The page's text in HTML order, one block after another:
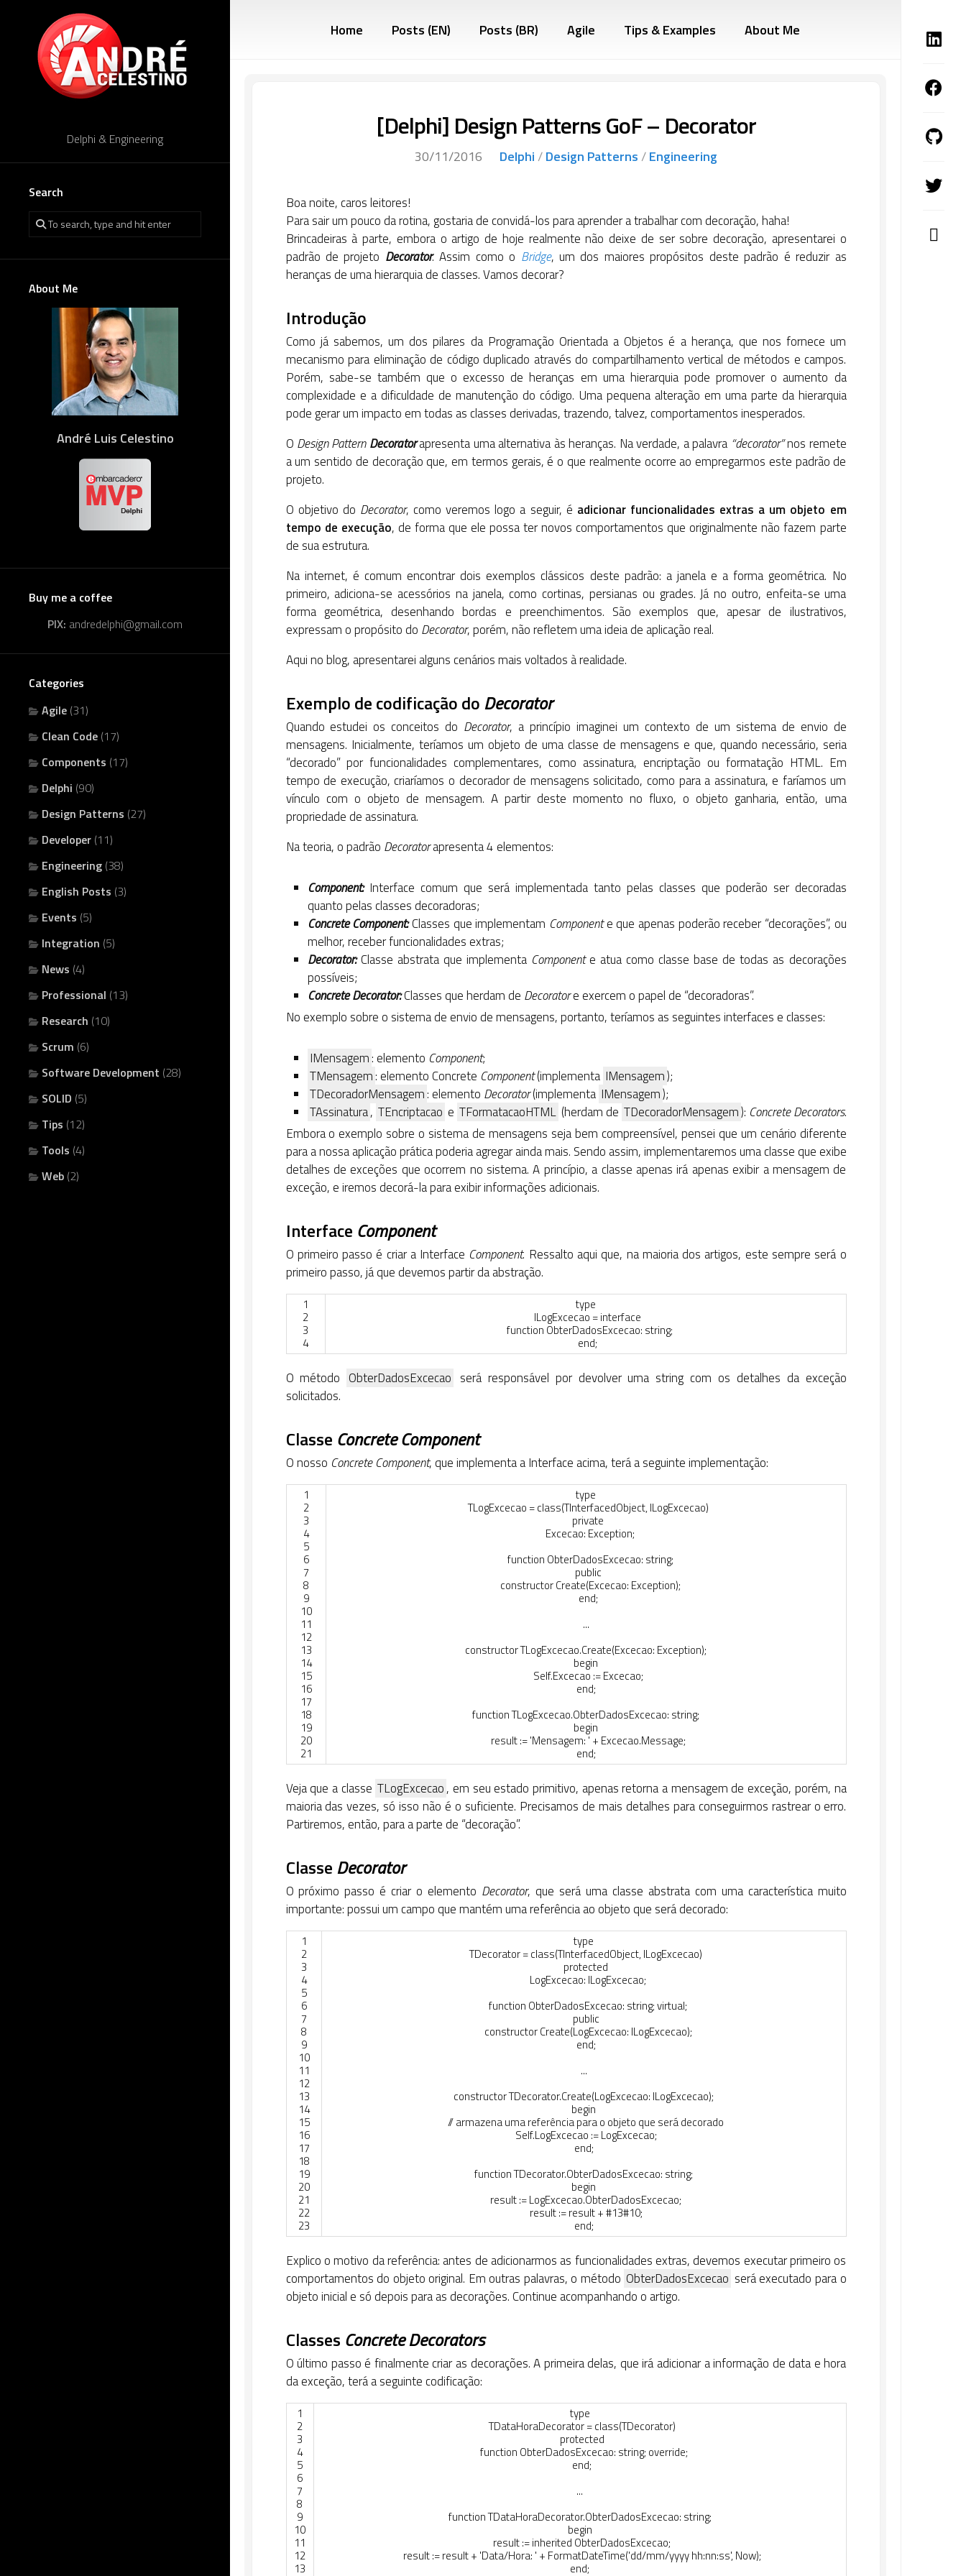
Delphi & Engineering
Search
About Me
André Luis Celestino
Buy me a coffee
PIX: andredelphi@gmail.com
Categories
Agile (31)
Clean Code (17)
Components (17)
Delphi (90)
Design Patterns (27)
Developer (11)
Engineering (38)
English Posts (3)
Events (5)
Integration (5)
News (4)
Professional (13)
Research (10)
Scrum (6)
Software Development (28)
SOLID (5)
Tips (12)
Tools (4)
Web (2)
Home Posts (EN) Posts (BR) Agile Tips & Examples About Me
[Delphi] Design Patterns GoF – Decorator
30/11/2016 Delphi/Design Patterns/Engineering
Boa noite, caros leitores!
Para sair um pouco da rotina, gostaria de convidá-los para aprender a trabalhar com decoração, haha!
Brincadeiras à parte, embora o artigo de hoje realmente não deixe de ser sobre decoração, apresentarei o
padrão de projeto Decorator. Assim como o Bridge, um dos maiores propósitos deste padrão é reduzir as
heranças de uma hierarquia de classes. Vamos decorar?
Introdução
Como já sabemos, um dos pilares da Programação Orientada a Objetos é a herança, que nos fornece um
mecanismo para eliminação de código duplicado através do compartilhamento vertical de métodos e campos.
Porém, sabe-se também que o excesso de heranças em uma hierarquia pode promover o aumento da
complexidade e a dificuldade de manutenção do código. Uma pequena alteração em uma parte da hierarquia
pode gerar um impacto em todas as classes derivadas, trazendo, talvez, comportamentos inesperados.
O Design PatternDecoratorapresenta uma alternativa às heranças. Na verdade, a palavra “decorator”nos remete
a um sentido de decoração que, em termos gerais, é o que realmente ocorre ao empregarmos este padrão de
projeto.
O objetivo do Decorator, como veremos logo a seguir, é adicionar funcionalidades extras a um objeto em
tempo de execução, de forma que ele possa ter novos comportamentos que originalmente não fazem parte
de sua estrutura.
Na internet, é comum encontrar dois exemplos clássicos deste padrão: a janela e a forma geométrica. No
primeiro, adiciona-se acessórios na janela, como cortinas, persianas ou grades. Já no outro, enfeita-se uma
forma geométrica, desenhando bordas e preenchimentos. São exemplos que, apesar de ilustrativos,
expressam o propósito do Decorator, porém, não refletem uma ideia de aplicação real.
Aqui no blog, apresentarei alguns cenários mais voltados à realidade.
Exemplo de codificação doDecorator
Quando estudei os conceitos do Decorator, a princípio imaginei um contexto de um sistema de envio de
mensagens. Inicialmente, teríamos um objeto de uma classe de mensagens e que, quando necessário, seria
“decorado” por funcionalidades complementares, como assinatura, encriptação ou formatação HTML. Em
tempo de execução, criaríamos o decorador de mensagens solicitado, como para a assinatura, e faríamos um
vínculo com o objeto de mensagem. A partir deste momento no fluxo, o objeto ganharia, então, uma
propriedade de assinatura.
Na teoria, o padrão Decoratorapresenta 4 elementos:
Component:Interface comum que será implementada tanto pelas classes que poderão ser decoradas
quanto pelas classes decoradoras;
Concrete Component:Classes que implementam Componente que apenas poderão receber “decorações”, ou
melhor, receber funcionalidades extras;
Decorator:Classe abstrata que implementa Componente atua como classe base de todas as decorações
possíveis;
Concrete Decorator:Classes que herdam de Decoratore exercem o papel de “decoradoras”.
No exemplo sobre o sistema de envio de mensagens, portanto, teríamos as seguintes interfaces e classes:
IMensagem: elemento Component;
TMensagem: elemento Concrete Component(implementa IMensagem);
TDecoradorMensagem: elemento Decorator(implementa IMensagem);
TAssinatura, TEncriptacao e TFormatacaoHTML (herdam de TDecoradorMensagem): Concrete Decorators.
Embora o exemplo sobre o sistema de mensagens seja bem compreensível, pensei que um cenário diferente
para a nossa aplicação prática poderia agregar ainda mais. Sendo assim, implementaremos uma classe que exibe
detalhes de exceções que ocorrem no sistema. A princípio, a classe apenas irá apenas exibir a mensagem de
exceção, e iremos decorá-la para exibir informações adicionais.
Interface Component
O primeiro passo é criar a Interface Component. Ressalto aqui que, na maioria dos artigos, este sempre será o
primeiro passo, já que devemos partir da abstração.
1
2
3
4
type
ILogExcecao =interface
function ObterDadosExcecao: string;
end;
O método ObterDadosExcecao será responsável por devolver uma string com os detalhes da exceção
solicitados.
Classe Concrete Component
O nosso Concrete Component, que implementa a Interface acima, terá a seguinte implementação:
1
2
3
4
5
6
7
8
9
10
11
12
13
14
15
16
17
18
19
20
21
type
TLogExcecao =class(TInterfacedObject, ILogExcecao)
private
Excecao: Exception;
function ObterDadosExcecao: string;
public
constructorCreate(Excecao: Exception);
end;
...
constructorTLogExcecao.Create(Excecao: Exception);
begin
Self.Excecao :=Excecao;
end;
functionTLogExcecao.ObterDadosExcecao: string;
begin
result:='Mensagem: ' + Excecao.Message;
end;
Veja que a classe TLogExcecao, em seu estado primitivo, apenas retorna a mensagem de exceção, porém, na
maioria das vezes, só isso não é o suficiente. Precisamos de mais detalhes para conseguirmos rastrear o erro.
Partiremos, então, para a parte de “decoração”.
ClasseDecorator
O próximo passo é criar o elemento Decorator, que será uma classe abstrata com uma característica muito
importante: possui um campo que mantém uma referência ao objeto que será decorado:
1
2
3
4
5
6
7
8
9
10
11
12
13
14
15
16
17
18
19
20
21
22
23
type
TDecorator=class(TInterfacedObject, ILogExcecao)
protected
LogExcecao: ILogExcecao;
function ObterDadosExcecao: string;virtual;
public
constructorCreate(LogExcecao: ILogExcecao);
end;
...
constructorTDecorator.Create(LogExcecao: ILogExcecao);
begin
// armazena uma referência para o objeto que será decorado
Self.LogExcecao :=LogExcecao;
end;
functionTDecorator.ObterDadosExcecao: string;
begin
result:=LogExcecao.ObterDadosExcecao;
result:=result+#13#10;
end;
Explico o motivo da referência: antes de adicionarmos as funcionalidades extras, devemos executar primeiro os
comportamentos do objeto original. Em outras palavras, o método ObterDadosExcecao será executado para o
objeto inicial e só depois para as decorações. Continue acompanhando o artigo.
Classes Concrete Decorators
O último passo é finalmente criar as decorações. A primeira delas, que irá adicionar a informação de data e hora
da exceção, terá a seguinte codificação:
1
2
3
4
5
6
7
8
9
10
11
12
13
type
TDataHoraDecorator=class(TDecorator)
protected
function ObterDadosExcecao: string; override;
end;
...
functionTDataHoraDecorator.ObterDadosExcecao: string;
begin
result:=inherited ObterDadosExcecao;
result:=result+ 'Data/Hora: ' + FormatDateTime('dd/mm/yyyy hh:nn:ss', Now);
end;